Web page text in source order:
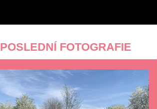
POSLEDNÍ FOTOGRAFIE